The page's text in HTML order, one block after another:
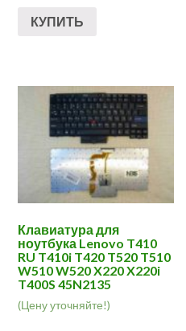
КУПИТЬ
Клавиатура для
ноутбука Lenovo T410
RU T410i T420 T520 T510
W510 W520 X220 X220i
T400S 45N2135
(Цену уточняйте!)